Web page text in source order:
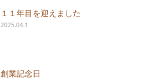
１１年目を迎えました
2025.04.1
創業記念日